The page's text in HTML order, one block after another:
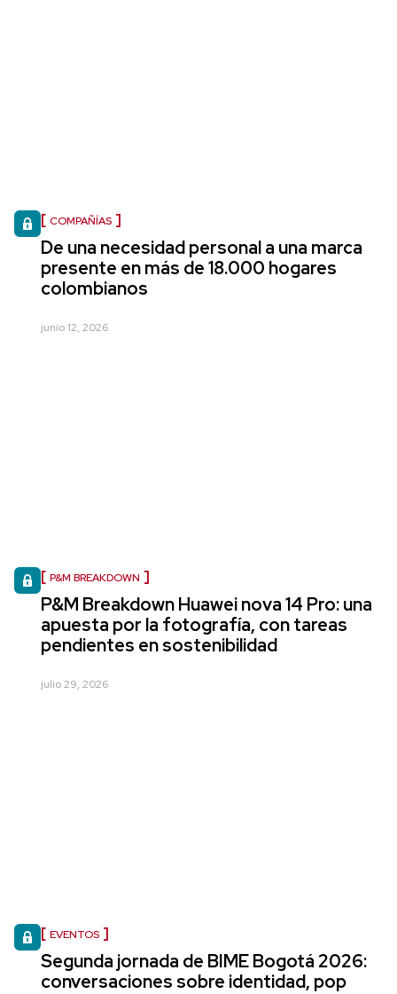
COMPAÑÍAS
De una necesidad personal a una marca
presente en más de 18.000 hogares
colombianos
junio 12, 2026
P&M BREAKDOWN
P&M Breakdown Huawei nova 14 Pro: una
apuesta por la fotografía, con tareas
pendientes en sostenibilidad
julio 29, 2026
EVENTOS
Segunda jornada de BIME Bogotá 2026:
conversaciones sobre identidad, pop